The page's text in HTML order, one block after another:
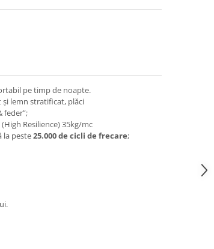
pe timp de noapte.
și lemn stratificat, plăci
feder”;
(High Resilience) 35kg/mc
la peste25.000 de cicli de frecare;